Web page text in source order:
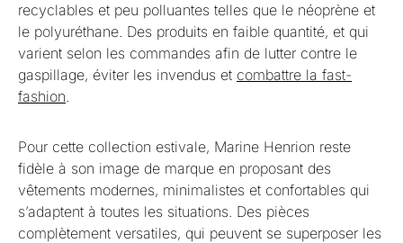
recyclables et peu polluantes telles que le néoprène et
le polyuréthane. Des produits en faible quantité, et qui
varient selon les commandes afin de lutter contre le
gaspillage, éviter les invendus et combattre la fast-
fashion.
Pour cette collection estivale, Marine Henrion reste
fidèle à son image de marque en proposant des
vêtements modernes, minimalistes et confortables qui
s’adaptent à toutes les situations. Des pièces
complètement versatiles, qui peuvent se superposer les